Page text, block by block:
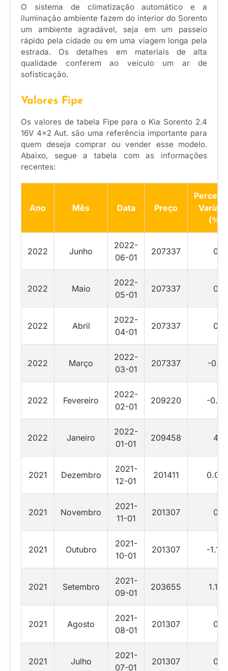
O sistema de climatização automático e a
iluminação ambiente fazem do interior do Sorento
um ambiente agradável, seja em um passeio
rápido pela cidade ou em uma viagem longa pela
estrada. Os detalhes em materiais de alta
qualidade conferem ao veículo um ar de
sofisticação.
Valores Fipe
Os valores de tabela Fipe para o Kia Sorento 2.4
16V 4×2 Aut. são uma referência importante para
quem deseja comprar ou vender esse modelo.
Abaixo, segue a tabela com as informações
recentes:
Ano Mês Data Preço
(%)
2022 Junho
2022-
06-01
207337 0
2022 Maio
2022-
05-01
207337 0
2022 Abril
2022-
04-01
207337 0
2022 Março
2022-
03-01
207337 -0.9
2022 Fevereiro
2022-
02-01
209220 -0.11
2022 Janeiro
2022-
01-01
209458 4
2021 Dezembro
2021-
12-01
201411 0.05
2021 Novembro
2021-
11-01
201307 0
2021 Outubro
2021-
10-01
201307 -1.15
2021 Setembro
2021-
09-01
203655 1.17
2021 Agosto
2021-
08-01
201307 0
2021 Julho
2021-
07-01
201307 0